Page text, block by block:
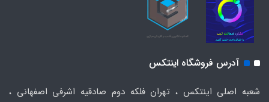
آدرس فروشگاه اینتکس
شعبه اصلی اینتکس ، تهران فلکه دوم صادقیه اشرفی اصفهانی ،